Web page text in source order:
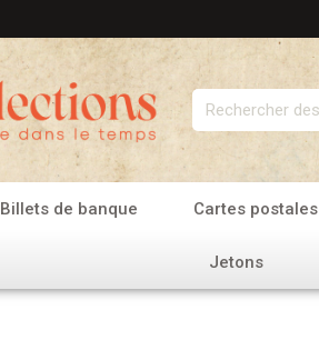
Rechercher
Billets de banque Cartes postales
Jetons